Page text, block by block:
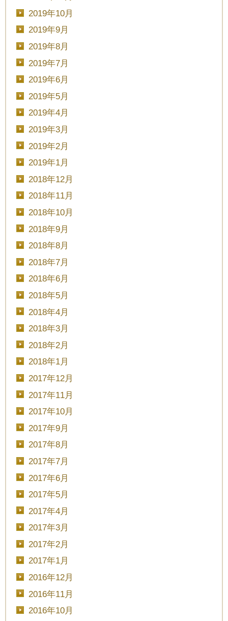
2019年10月
2019年9月
2019年8月
2019年7月
2019年6月
2019年5月
2019年4月
2019年3月
2019年2月
2019年1月
2018年12月
2018年11月
2018年10月
2018年9月
2018年8月
2018年7月
2018年6月
2018年5月
2018年4月
2018年3月
2018年2月
2018年1月
2017年12月
2017年11月
2017年10月
2017年9月
2017年8月
2017年7月
2017年6月
2017年5月
2017年4月
2017年3月
2017年2月
2017年1月
2016年12月
2016年11月
2016年10月
時間を選択してください
ブライダルフェア
TEL.0120-117-548